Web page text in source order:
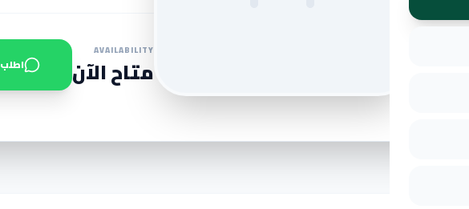
AVAILABILITY
متاح الآن